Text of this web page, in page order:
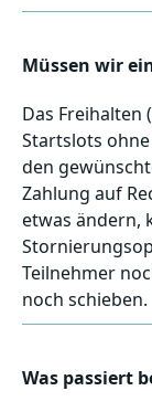
Müssen wir
Das Freihalten
Startslots
den
Zahlung auf
etwas ändern,
Teilnehmer
noch schieben.
Was passiert